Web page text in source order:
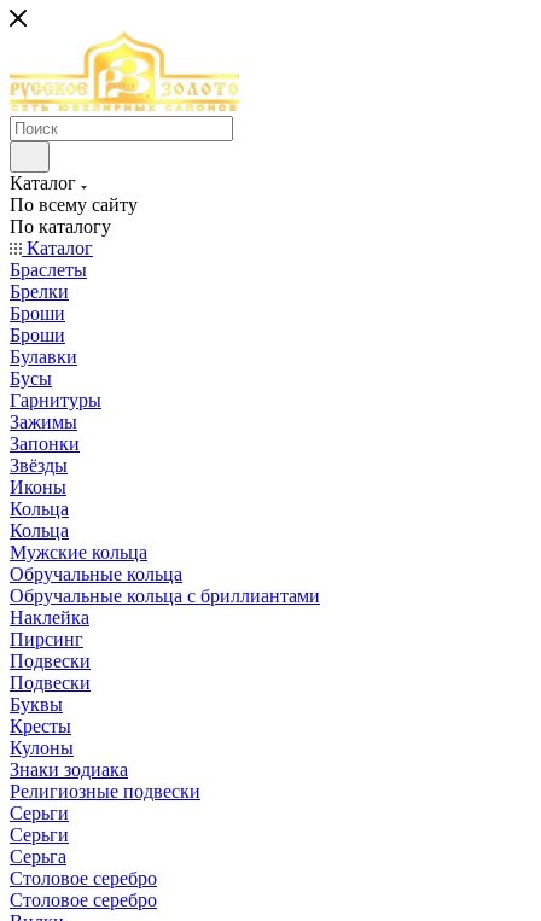
Каталог
По всему сайту
По каталогу
Каталог
Браслеты
Брелки
Броши
Броши
Булавки
Бусы
Гарнитуры
Зажимы
Запонки
Звёзды
Иконы
Кольца
Кольца
Мужские кольца
Обручальные кольца
Обручальные кольца с бриллиантами
Наклейка
Пирсинг
Подвески
Подвески
Буквы
Кресты
Кулоны
Знаки зодиака
Религиозные подвески
Серьги
Серьги
Серьга
Столовое серебро
Столовое серебро